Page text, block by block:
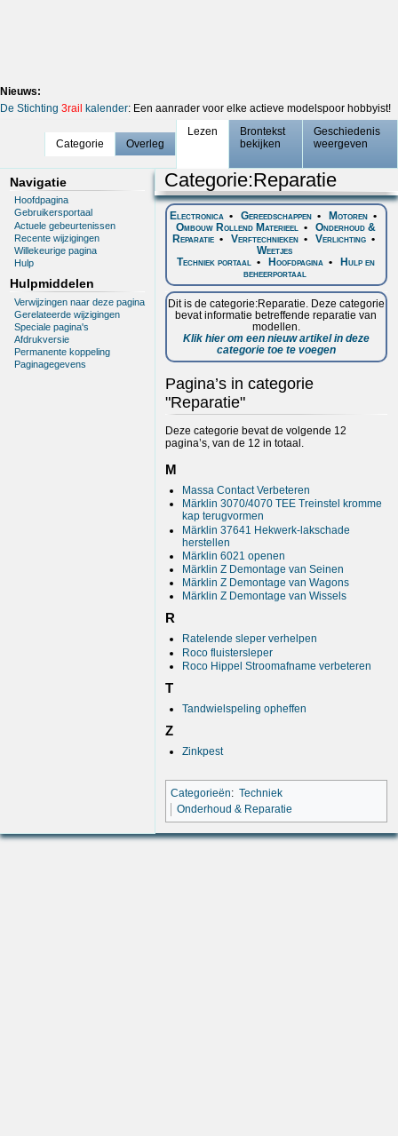
Nieuws:
De Stichting 3rail kalender: Een aanrader voor elke actieve modelspoor hobbyist!
Categorie Overleg
Lezen
Brontekst
bekijken
Geschiedenis
weergeven
Navigatie
Hoofdpagina
Gebruikersportaal
Actuele gebeurtenissen
Recente wijzigingen
Willekeurige pagina
Hulp
Hulpmiddelen
Verwijzingen naar deze pagina
Gerelateerde wijzigingen
Speciale pagina's
Afdrukversie
Permanente koppeling
Paginagegevens
Categorie:Reparatie
Electronica • Gereedschappen • Motoren •
Ombouw Rollend Materieel
•
Onderhoud &
Reparatie• Verftechnieken• Verlichting•
Weetjes
Techniek portaal
• Hoofdpagina •
Hulp en
beheerportaal
Dit is de categorie:Reparatie. Deze categorie
bevat informatie betreffende reparatie van
modellen.
Klik hier om een nieuw artikel in deze
categorie toe te voegen
Pagina’s in categorie
"Reparatie"
Deze categorie bevat de volgende 12
pagina’s, van de 12 in totaal.
M
Massa Contact Verbeteren
Märklin 3070/4070 TEE Treinstel kromme
kap terugvormen
Märklin 37641 Hekwerk-lakschade
herstellen
Märklin 6021 openen
Märklin Z Demontage van Seinen
Märklin Z Demontage van Wagons
Märklin Z Demontage van Wissels
R
Ratelende sleper verhelpen
Roco fluistersleper
Roco Hippel Stroomafname verbeteren
T
Tandwielspeling opheffen
Z
Zinkpest
Categorieën: Techniek
Onderhoud & Reparatie